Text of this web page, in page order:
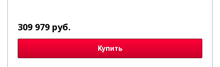
309 979 руб.
Купить